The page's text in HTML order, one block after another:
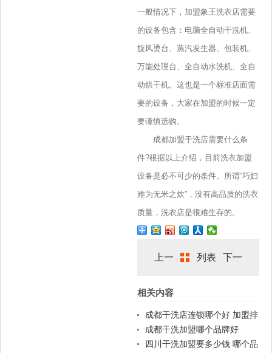
一般情况下，加盟象王洗衣店需要
的设备包含：电脑全自动干洗机、
旋风烫台、蒸汽发生器、包装机、
万能处理台、全自动水洗机、全自
动烘干机。这也是一个标准店面需
要的设备，大家在加盟的时候一定
要谨慎选购。
成都加盟干洗店需要什么条
件?根据以上介绍，目前洗衣加盟
设备是必不可少的条件。所谓“巧妇
难为无米之炊”，没有高品质的洗衣
质量，洗衣店是很难生存的。
上一
篇
列表 下一
相关内容
成都干洗店连锁哪个好 加盟排
名
成都干洗加盟哪个品牌好
四川干洗加盟要多少钱 哪个品